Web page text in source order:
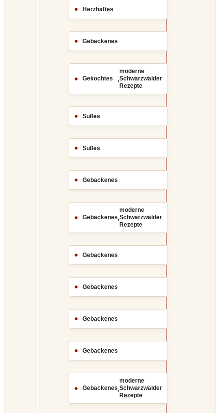
Herzhaftes
Gebackenes
Gekochtes ,
moderne
Schwarzwälder
Rezepte
Süßes
Süßes
Gebackenes
Gebackenes,
moderne
Schwarzwälder
Rezepte
Gebackenes
Gebackenes
Gebackenes
Gebackenes
Gebackenes,
moderne
Schwarzwälder
Rezepte